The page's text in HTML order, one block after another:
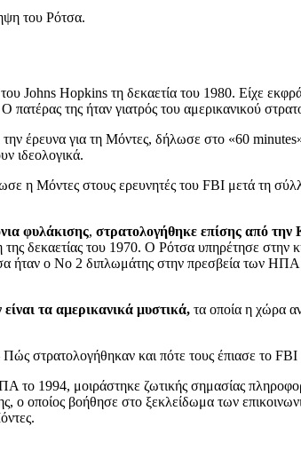
του Ρότσα.
Johns Hopkins τη δεκαετία του 1980. Είχε
της ήταν γιατρός του αμερικανικού
έρευνα για τη Μόντες, δήλωσε στο «60
ιδεολογικά.
η Μόντες στους ερευνητές του FBI μετά τη
φυλάκισης, στρατολογήθηκε επίσης από την
της δεκαετίας του 1970. Ο Ρότσα υπηρέτησε
ήταν ο Νο 2 διπλωμάτης στην πρεσβεία των
τα αμερικανικά μυστικά, τα οποία η χώρα
1994, μοιράστηκε ζωτικής σημασίας
ο οποίος βοήθησε στο ξεκλείδωμα των